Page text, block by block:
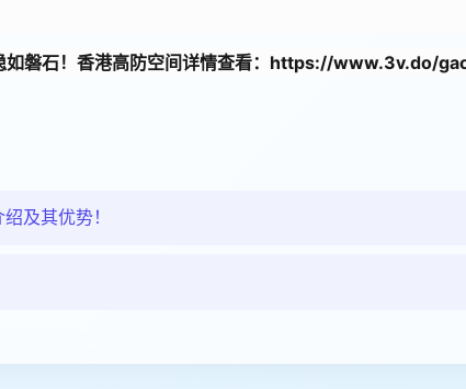
磐石！香港高防空间详情查看： https://www.3v.do/
及其优势！